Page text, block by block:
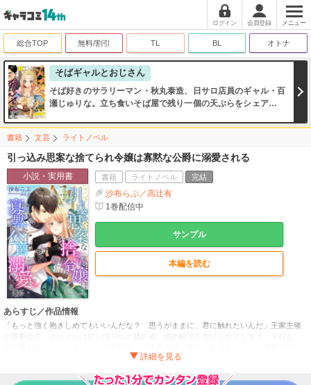
ログイン 会員登録 メニュー
総合TOP 無料/割引 TL BL オトナ
そばギャルとおじさん
そば好きのサラリーマン・秋丸泰造、日サロ店員のギャル・百
瀬じゅりな。立ち食いそば屋で残り一個の天ぷらをシェアした
は、いっしょにそば屋巡りをすることに…!!
書籍 文芸 ライトノベル
引っ込み思案な捨てられ令嬢は寡黙な公爵に溺愛される
書籍 ライトノベル 完結
沙布らぶ／高辻有
1巻配信中
サンプル
本編を読む
小説・実用書
あらすじ／作品情報
「もっと強く抱きしめてもいいんだな？ 思うがままに、君に触れたいんだ」王家主催
の晩餐会で、エレインは幼い頃からの婚約者に婚約解消を告げられてしまう。それも、
なるが、そこに国王の甥である公爵ルーファスが「ならば自分が結婚を請いたい」と名
て……。